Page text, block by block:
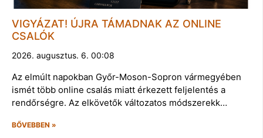
VIGYÁZAT! ÚJRA TÁMADNAK AZ ONLINE
CSALÓK
2026. augusztus. 6. 00:08
Az elmúlt napokban Győr-Moson-Sopron vármegyében
ismét több online csalás miatt érkezett feljelentés a
rendőrségre. Az elkövetők változatos módszerekk…
BŐVEBBEN »